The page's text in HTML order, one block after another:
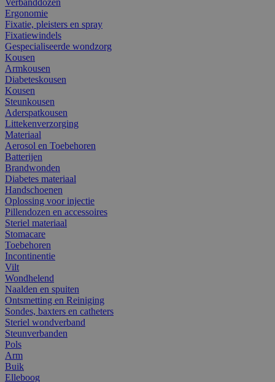
Ergonomie
Fixatie, pleisters en spray
Fixatiewindels
Gespecialiseerde wondzorg
Kousen
Armkousen
Diabeteskousen
Kousen
Steunkousen
Aderspatkousen
Littekenverzorging
Materiaal
Aerosol en Toebehoren
Batterijen
Brandwonden
Diabetes materiaal
Handschoenen
Oplossing voor injectie
Pillendozen en accessoires
Steriel materiaal
Stomacare
Toebehoren
Incontinentie
Vilt
Wondhelend
Naalden en spuiten
Ontsmetting en Reiniging
Sondes, baxters en catheters
Steriel wondverband
Steunverbanden
Pols
Arm
Buik
Elleboog